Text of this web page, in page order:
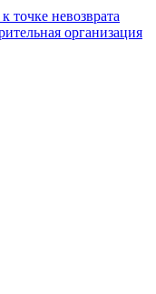
невозврата
организация